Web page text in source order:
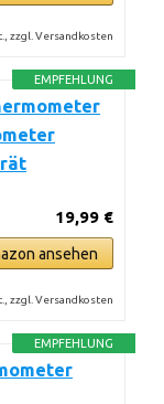
zzgl. Versandkosten
EMPFEHLUNG
19,99 €
ansehen
zzgl. Versandkosten
EMPFEHLUNG